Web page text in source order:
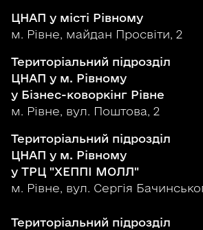
ЦНАП у місті Рівному
м. Рівне, майдан Просвіти, 2
Територіальний підрозділ
ЦНАП у м. Рівному
у Бізнес-коворкінг Рівне
м. Рівне, вул. Поштова, 2
Територіальний підрозділ
ЦНАП у м. Рівному
у ТРЦ "ХЕППІ МОЛЛ"
м. Рівне, вул. Сергія
Територіальний підрозділ